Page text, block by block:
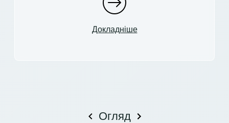
Докладніше
Огляд